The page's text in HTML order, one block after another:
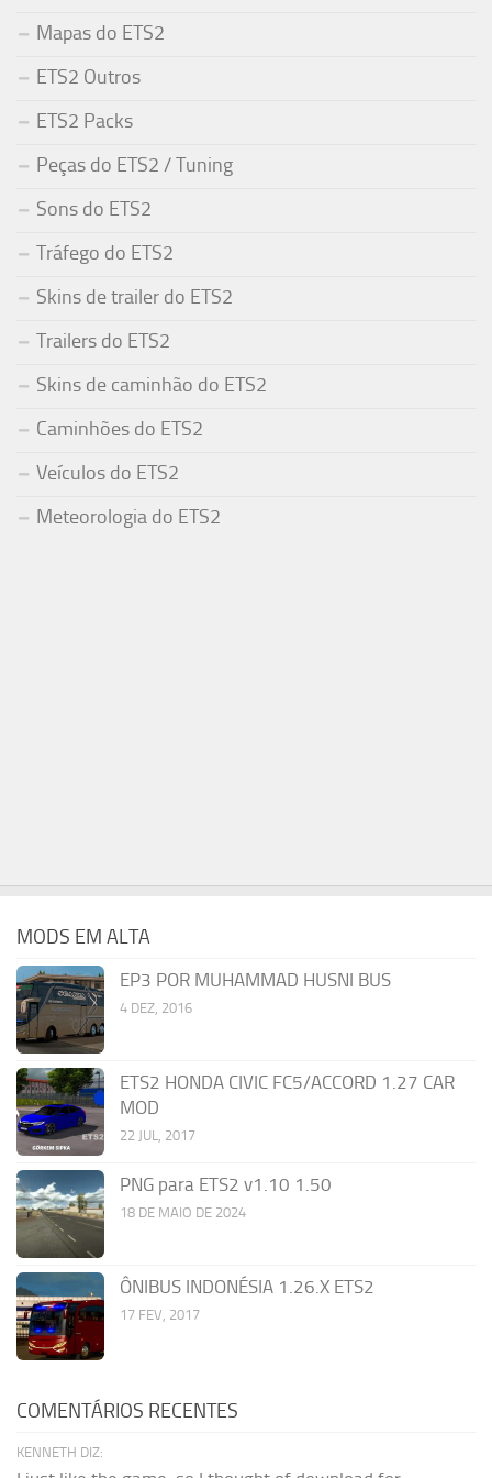
Mapas do ETS2
ETS2 Outros
ETS2 Packs
Peças do ETS2 / Tuning
Sons do ETS2
Tráfego do ETS2
Skins de trailer do ETS2
Trailers do ETS2
Skins de caminhão do ETS2
Caminhões do ETS2
Veículos do ETS2
Meteorologia do ETS2
MODS EM ALTA
EP3 POR MUHAMMAD HUSNI BUS
4 DEZ, 2016
ETS2 HONDA CIVIC FC5/ACCORD 1.27 CAR
MOD
22 JUL, 2017
PNG para ETS2 v1.10 1.50
18 DE MAIO DE 2024
ÔNIBUS INDONÉSIA 1.26.X ETS2
17 FEV, 2017
COMENTÁRIOS RECENTES
KENNETH DIZ: